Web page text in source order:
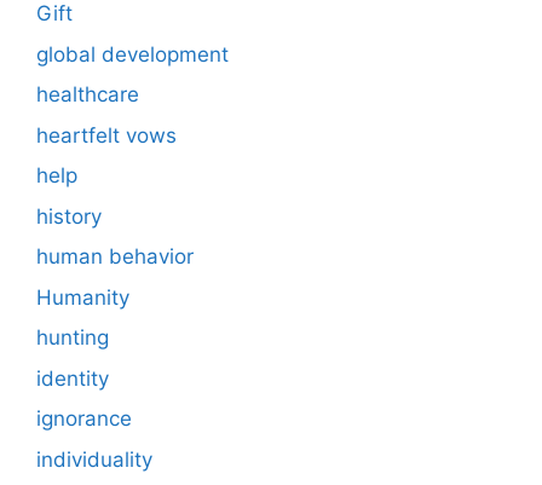
Gift
global development
healthcare
heartfelt vows
help
history
human behavior
Humanity
hunting
identity
ignorance
individuality